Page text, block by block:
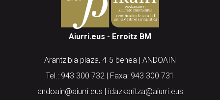
Aiurri.eus - Erroitz BM
Arantzibia plaza, 4-5 behea | ANDOAIN
Tel.: 943 300 732 | Faxa: 943 300 731
andoain@aiurri.eus | idazkaritza@aiurri.eus